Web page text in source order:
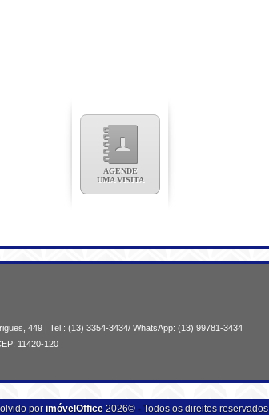
AGENDE
UMA VISITA
449 | Tel.: (13) 3354-3434/ WhatsApp: (13) 99781-3434
11420-120
por imóvelOffice2026© - Todos os direitos reservados